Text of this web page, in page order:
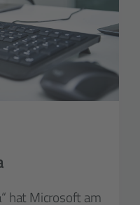
hat Microsoft am